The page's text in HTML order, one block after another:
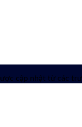
cập nhật từ các